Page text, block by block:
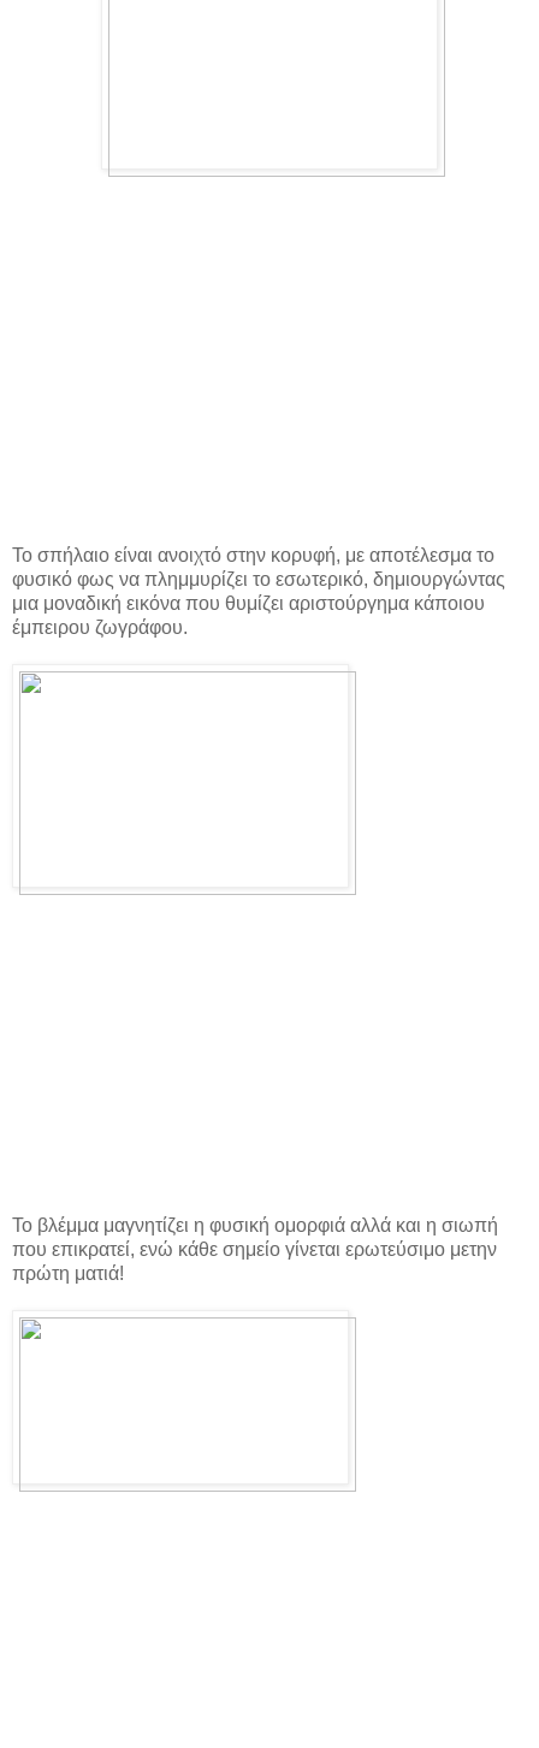
Το σπήλαιο είναι ανοιχτό στην κορυφή, με αποτέλεσμα το
φυσικό φως να πλημμυρίζει το εσωτερικό, δημιουργώντας
μια μοναδική εικόνα που θυμίζει αριστούργημα κάποιου
έμπειρου ζωγράφου.
Το βλέμμα μαγνητίζει η φυσική ομορφιά αλλά και η σιωπή
που επικρατεί, ενώ κάθε σημείο γίνεται ερωτεύσιμο μετην
πρώτη ματιά!